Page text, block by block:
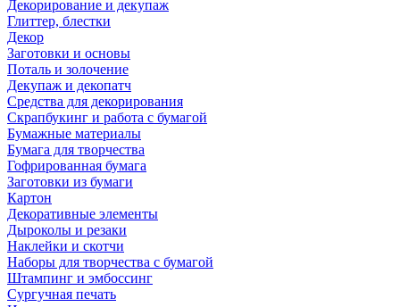
Декорирование и декупаж
Глиттер, блестки
Декор
Заготовки и основы
Поталь и золочение
Декупаж и декопатч
Средства для декорирования
Скрапбукинг и работа с бумагой
Бумажные материалы
Бумага для творчества
Гофрированная бумага
Заготовки из бумаги
Картон
Декоративные элементы
Дыроколы и резаки
Наклейки и скотчи
Наборы для творчества с бумагой
Штампинг и эмбоссинг
Сургучная печать